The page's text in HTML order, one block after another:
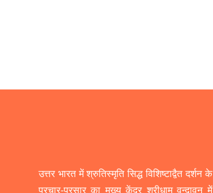
उत्तर भारत में श्रुतिस्मृति सिद्ध विशिष्टाद्वैत दर्शन के
प्रचार-प्रसार का मुख्य केंद्र श्रीधाम वृन्दावन में